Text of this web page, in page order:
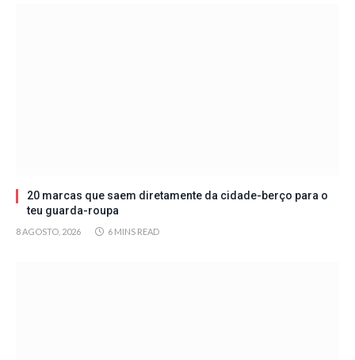
20 marcas que saem diretamente da cidade-berço para o
teu guarda-roupa
8 AGOSTO, 2026 6 MINS READ